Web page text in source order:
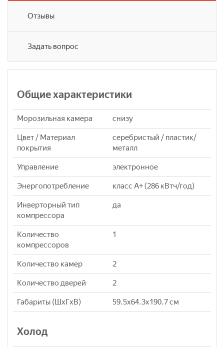
Отзывы
Задать вопрос
Общие характеристики
Морозильная камера снизу
Цвет / Материал
покрытия
серебристый / пластик/
металл
Управление электронное
Энергопотребление класс A+ (286 кВтч/год)
Инверторный тип
компрессора
да
Количество
компрессоров
1
Количество камер 2
Количество дверей 2
Габариты (ШxГxВ) 59.5x64.3x190.7 см
Холод